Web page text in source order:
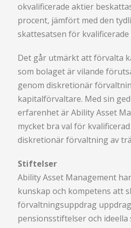
okvalificerade aktier
procent, jämfört med den
skattesatsen för kvalificerade
Det går utmärkt att förvalta
som bolaget är vilande
genom diskretionär
kapitalförvaltare. Med sin
erfarenhet är Ability Asset
mycket bra val för
diskretionär förvaltning av
Stiftelser
Ability Asset Management
kunskap och kompetens att
förvaltningsuppdrag
pensionsstiftelser och ideella